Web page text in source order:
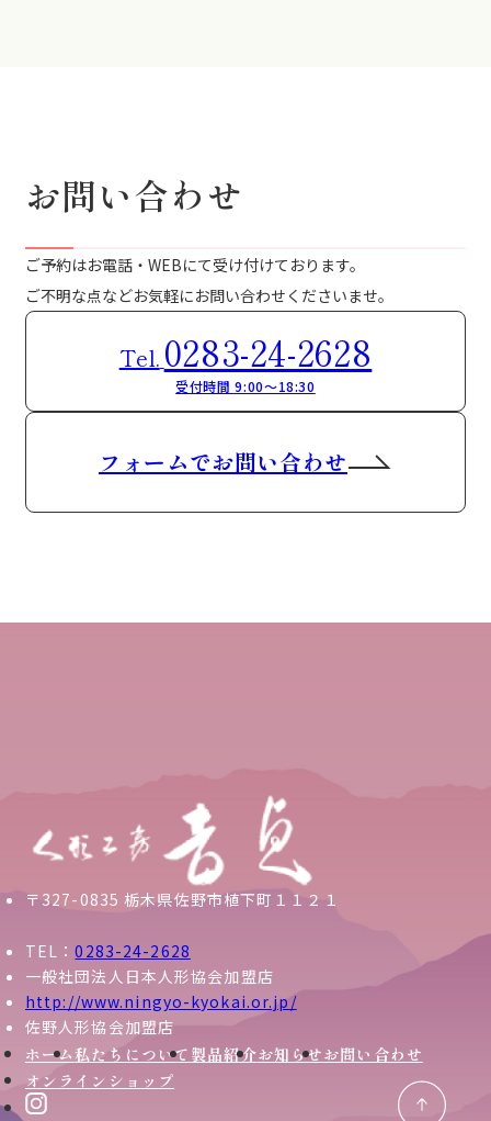
お問い合わせ
ご予約はお電話・WEBにて受け付けております。
ご不明な点などお気軽にお問い合わせくださいませ。
Tel. 0283-24-2628
受付時間 9:00～18:30
フォームでお問い合わせ
〒327-0835 栃木県佐野市植下町１１２１
TEL：0283-24-2628
一般社団法人日本人形協会加盟店
http://www.ningyo-kyokai.or.jp/
佐野人形協会加盟店
ホーム私たちについて 製品紹介お知らせお問い合わせ
オンラインショップ